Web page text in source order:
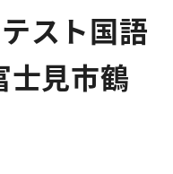
スト国語
士見市鶴